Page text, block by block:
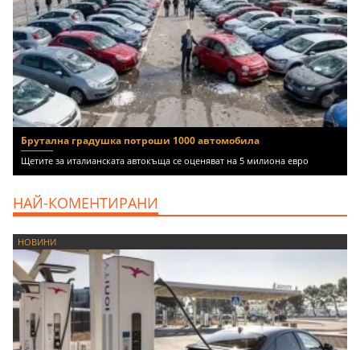
Брутална градушка потроши 1000 автомобила
Щетите за италианската автокъща се оценяват на 5 милиона евро
НАЙ-КОМЕНТИРАНИ
НОВИНИ